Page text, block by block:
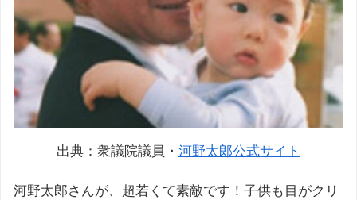
出典：衆議院議員・ 河野太郎公式サイト
河野太郎さんが、超若くて素敵です！子供も目がクリ